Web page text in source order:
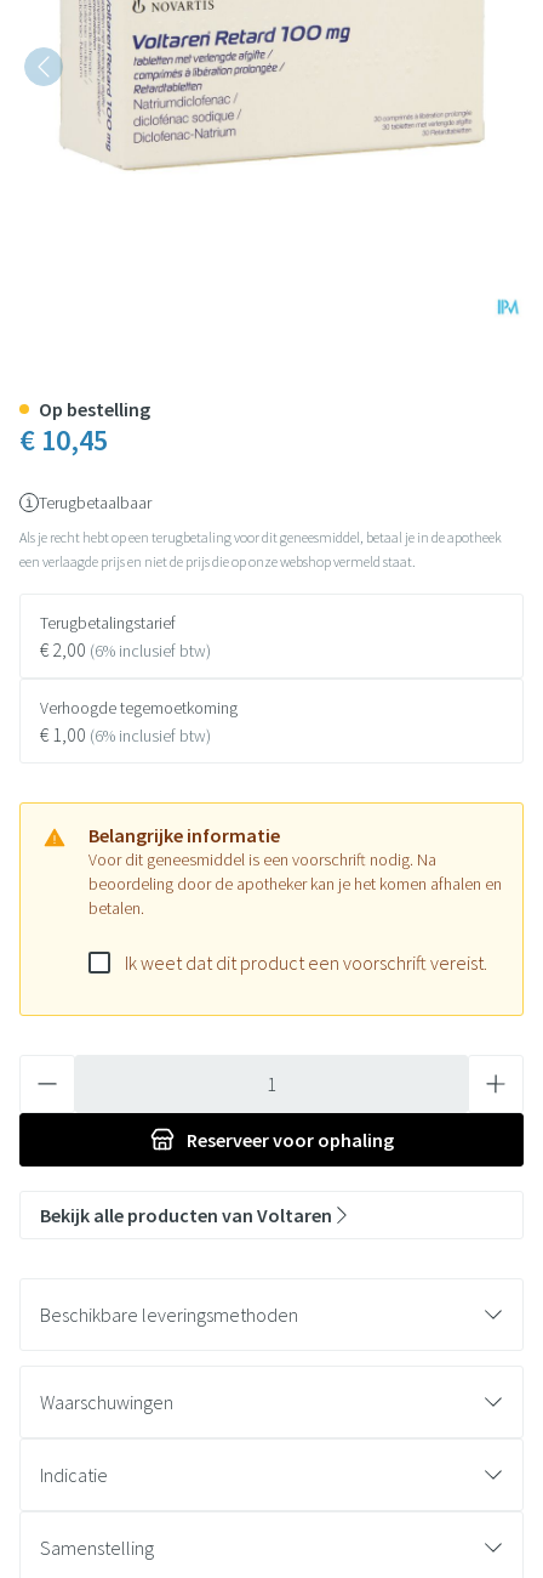
€ 10,45
Terugbetaalbaar
Als je recht hebt op een terugbetaling voor dit geneesmiddel, betaal je in de apotheek
een verlaagde prijs en niet de prijs die op onze webshop vermeld staat.
Terugbetalingstarief
€ 2,00 (6% inclusief btw)
Verhoogde tegemoetkoming
€ 1,00 (6% inclusief btw)
Belangrijke informatie
Voor dit geneesmiddel is een voorschrift nodig. Na
beoordeling door de apotheker kan je het komen afhalen en
betalen.
Ik weet dat dit product een voorschrift vereist.
Reserveervoor ophaling
Op bestelling
Bekijk alle producten van Voltaren
Beschikbare leveringsmethoden
Waarschuwingen
Indicatie
Samenstelling